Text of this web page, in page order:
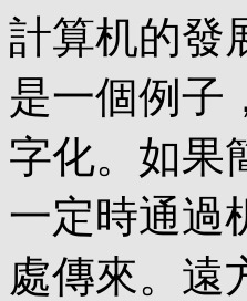
計算机的發
是一個例子
字化。如果
一定時通過
處傳來。遠